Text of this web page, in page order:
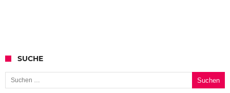
SUCHE
Suchen nach: